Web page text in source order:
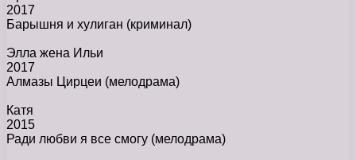
2017
Барышня и хулиган (криминал)
Элла жена Ильи
2017
Алмазы Цирцеи (мелодрама)
Катя
2015
Ради любви я все смогу (мелодрама)